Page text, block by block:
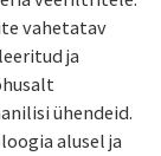
vahetatav
ja
ühendeid.
alusel ja